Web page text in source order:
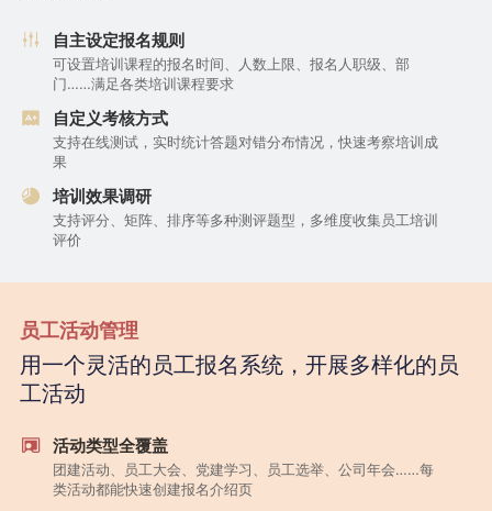
自主设定报名规则
可设置培训课程的报名时间、人数上限、报名人职级、部
门……满足各类培训课程要求
自定义考核方式
支持在线测试，实时统计答题对错分布情况，快速考察培训成
果
培训效果调研
支持评分、矩阵、排序等多种测评题型，多维度收集员工培训
评价
员工活动管理
用一个灵活的员工报名系统，开展多样化的员
工活动
活动类型全覆盖
团建活动、员工大会、党建学习、员工选举、公司年会……每
类活动都能快速创建报名介绍页